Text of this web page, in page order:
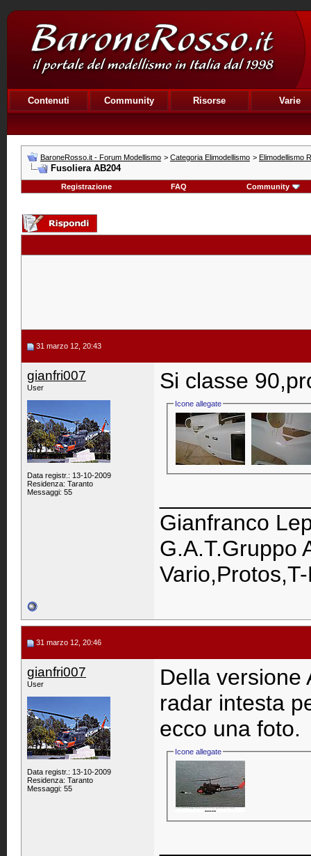
Contenuti Community Risorse Varie
BaroneRosso.it - Forum Modellismo > Categoria Elimodellismo > Elimodellismo
Fusoliera AB204
Registrazione FAQ Community
31 marzo 12, 20:43
gianfri007
User
Data registr.: 13-10-2009
Residenza: Taranto
Messaggi: 55
Si classe
Icone allegate
Gianfranco
G.A.T.Gruppo
31 marzo 12, 20:46
gianfri007
User
Data registr.: 13-10-2009
Residenza: Taranto
Messaggi: 55
Della versione
radar intesta
ecco una foto.
Icone allegate